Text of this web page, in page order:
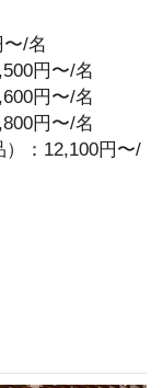
/名
円〜/名
円〜/名
円〜/名
）：12,100円〜/